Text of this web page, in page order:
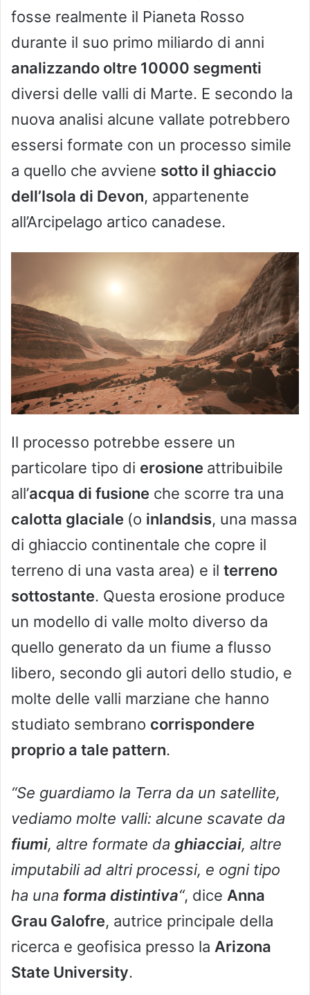
fosse realmente il Pianeta Rosso
durante il suo primo miliardo di anni
analizzando oltre 10000 segmenti
diversi delle valli di Marte. E secondo la
nuova analisi alcune vallate potrebbero
essersi formate con un processo simile
a quello che avviene sotto il ghiaccio
dell’Isola di Devon, appartenente
all’Arcipelago artico canadese.
Il processo potrebbe essere un
particolare tipo di erosione attribuibile
all’acqua di fusione che scorre tra una
calotta glaciale (o inlandsis, una massa
di ghiaccio continentale che copre il
terreno di una vasta area) e il terreno
sottostante. Questa erosione produce
un modello di valle molto diverso da
quello generato da un fiume a flusso
libero, secondo gli autori dello studio, e
molte delle valli marziane che hanno
studiato sembrano corrispondere
proprio a tale pattern.
“Se guardiamo la Terra da un satellite,
vediamo molte valli: alcune scavate da
fiumi, altre formate da ghiacciai, altre
imputabili ad altri processi, e ogni tipo
ha una forma distintiva“, dice Anna
Grau Galofre, autrice principale della
ricerca e geofisica presso la Arizona
State University.